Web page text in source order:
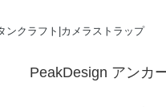
PeakDesign アンカ